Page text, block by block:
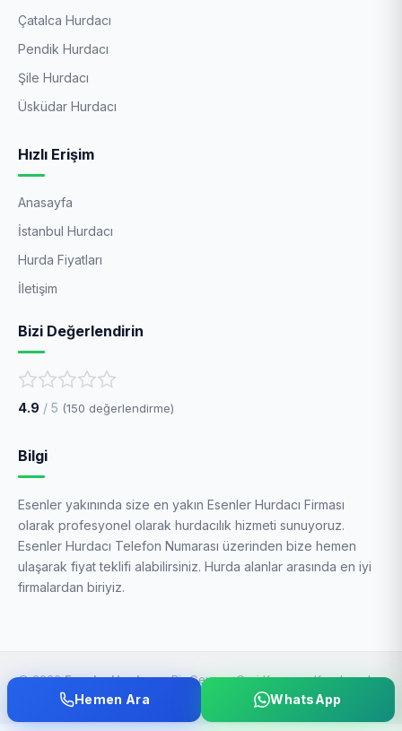
Çatalca Hurdacı
Pendik Hurdacı
Şile Hurdacı
Üsküdar Hurdacı
Hızlı Erişim
Anasayfa
İstanbul Hurdacı
Hurda Fiyatları
İletişim
Bizi Değerlendirin
4.9 / 5 (150 değerlendirme)
Bilgi
Esenler yakınında size en yakın Esenler Hurdacı Firması
olarak profesyonel olarak hurdacılık hizmeti sunuyoruz.
Esenler Hurdacı Telefon Numarası üzerinden bize hemen
ulaşarak fiyat teklifi alabilirsiniz. Hurda alanlar arasında en iyi
firmalardan biriyiz.
© 2026Esenler Hurdacı– Bir Ceysan Geri Kazanım Kuruluşudur.
Esenler, İstanbul, Türkiye
Hemen Ara WhatsApp